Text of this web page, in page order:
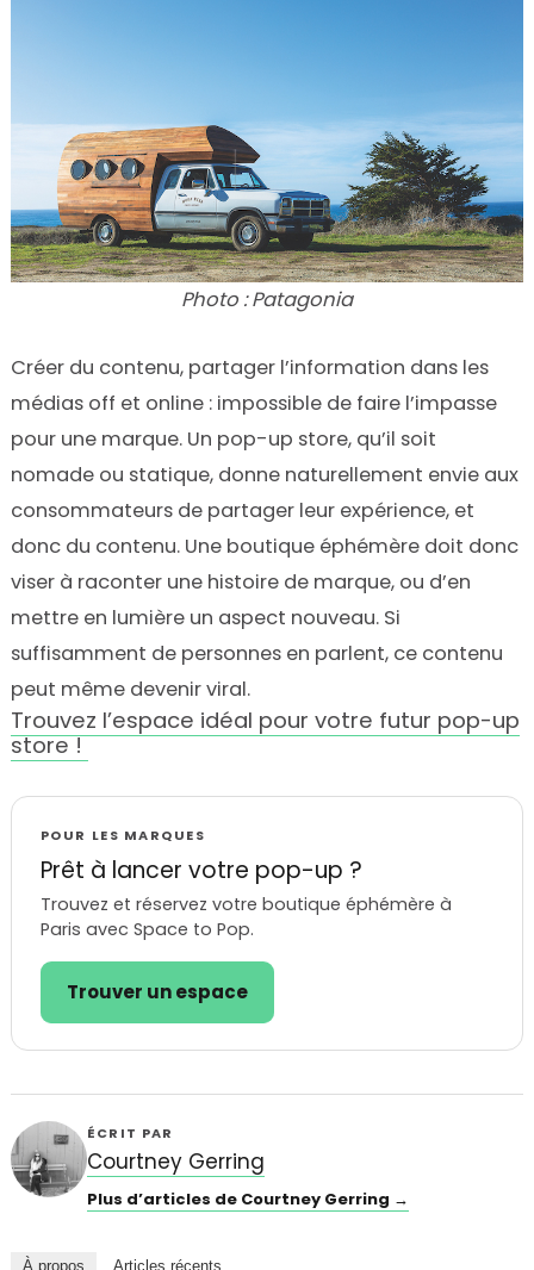
Photo : Patagonia
Créer du contenu, partager l’information dans les
médias off et online : impossible de faire l’impasse
pour une marque. Un pop-up store, qu’il soit
nomade ou statique, donne naturellement envie aux
consommateurs de partager leur expérience, et
donc du contenu. Une boutique éphémère doit donc
viser à raconter une histoire de marque, ou d’en
mettre en lumière un aspect nouveau. Si
suffisamment de personnes en parlent, ce contenu
peut même devenir viral.
Trouvez l’espace idéal pour votre futur pop-up
store !
POUR LES MARQUES
Prêt à lancer votre pop-up ?
Trouvez et réservez votre boutique éphémère à
Paris avec Space to Pop.
Trouver un espace
ÉCRIT PAR
Courtney Gerring
Plus d’articles de Courtney Gerring →
À propos Articles récents